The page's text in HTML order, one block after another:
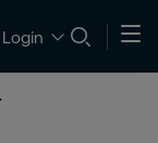
Login
tlačítek